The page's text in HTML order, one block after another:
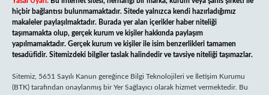
hiçbir bağlantısı bulunmamaktadır. Sitede yalnızca kendi hazırladığımız
makaleler paylaşılmaktadır. Burada yer alan içerikler haber niteliği
taşımamakta olup, gerçek kurum ve kişiler hakkında paylaşım
yapılmamaktadır. Gerçek kurum ve kişiler ile isim benzerlikleri tamamen
tesadüfidir. Sitemizdeki bilgiler taslak halindedir ve tavsiye niteliği taşımazlar.
Sitemiz, 5651 Sayılı Kanun gereğince Bilgi Teknolojileri ve İletişim Kurumu
(BTK) tarafından onaylanmış bir Yer Sağlayıcı olarak hizmet vermektedir. Bu